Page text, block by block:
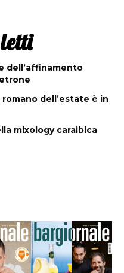
dell’affinamento
dell’estate è in
mixology caraibica